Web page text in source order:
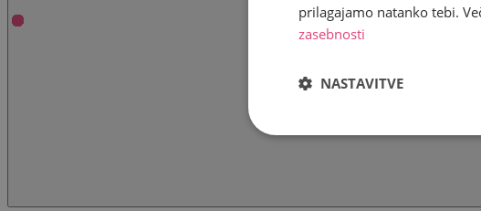
prilagajamo natanko tebi.
zasebnosti
NASTAVITVE